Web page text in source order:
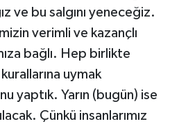
ve bu salgını yeneceğiz.
verimli ve kazançlı
bağlı. Hep birlikte
uymak
yaptık. Yarın (bugün) ise
Çünkü insanlarımız